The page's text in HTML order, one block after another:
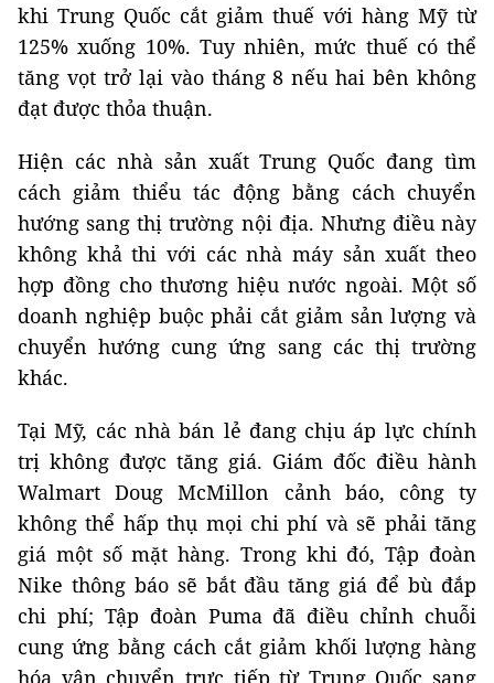
khi Trung Quốc cắt giảm thuế với hàng Mỹ từ
125% xuống 10%. Tuy nhiên, mức thuế có thể
tăng vọt trở lại vào tháng 8 nếu hai bên không
đạt được thỏa thuận.
Hiện các nhà sản xuất Trung Quốc đang tìm
cách giảm thiểu tác động bằng cách chuyển
hướng sang thị trường nội địa. Nhưng điều này
không khả thi với các nhà máy sản xuất theo
hợp đồng cho thương hiệu nước ngoài. Một số
doanh nghiệp buộc phải cắt giảm sản lượng và
chuyển hướng cung ứng sang các thị trường
khác.
Tại Mỹ, các nhà bán lẻ đang chịu áp lực chính
trị không được tăng giá. Giám đốc điều hành
Walmart Doug McMillon cảnh báo, công ty
không thể hấp thụ mọi chi phí và sẽ phải tăng
giá một số mặt hàng. Trong khi đó, Tập đoàn
Nike thông báo sẽ bắt đầu tăng giá để bù đắp
chi phí; Tập đoàn Puma đã điều chỉnh chuỗi
cung ứng bằng cách cắt giảm khối lượng hàng
hóa vận chuyển trực tiếp từ Trung Quốc sang